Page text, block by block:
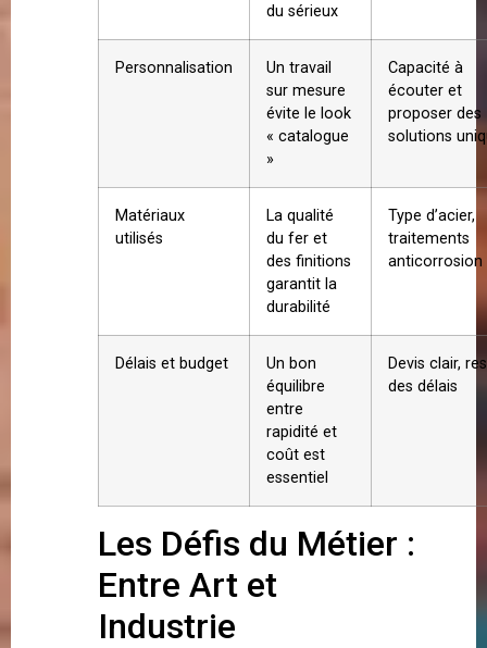
du sérieux
Personnalisation
Un travail
sur mesure
évite le look
« catalogue
»
Capacité à
écouter et
proposer des
solutions
Matériaux
utilisés
La qualité
du fer et
des finitions
garantit la
durabilité
Type d’acier,
traitements
anticorrosion
Délais et budget
Un bon
équilibre
entre
rapidité et
coût est
essentiel
Devis clair,
des délais
Les Défis du Métier :
Entre Art et
Industrie